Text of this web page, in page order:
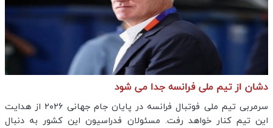
دشان از تیم ملی فرانسه جدا می شود
سرمربی تیم ملی فوتبال فرانسه در پایان جام جهانی ۲۰۲۶ از هدایت
این تیم کنار خواهد رفت. مسئولان فدراسیون این کشور به دنبال